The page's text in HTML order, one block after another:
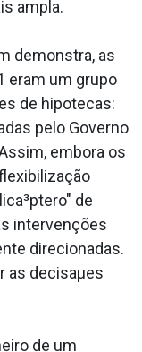
ampla.
demonstra, as
eram um grupo
de hipotecas:
pelo Governo
embora os
de
intervenções
direcionadas.
as decisaµes
de um